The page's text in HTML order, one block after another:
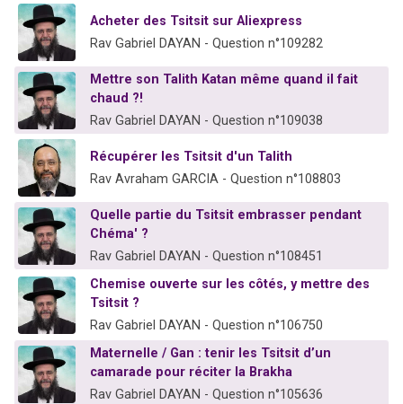
Il reste 49 places pour étudier en groupe sur Zoom
3 personnes viennent de faire un don pour Diane, 80 ans, dans un appartement insalubre
Acheter des Tsitsit sur Aliexpress
Rav Gabriel DAYAN - Question n°109282
Mettre son Talith Katan même quand il fait
chaud ?!
Rav Gabriel DAYAN - Question n°109038
Récupérer les Tsitsit d'un Talith
Rav Avraham GARCIA - Question n°108803
Quelle partie du Tsitsit embrasser pendant
Chéma' ?
Rav Gabriel DAYAN - Question n°108451
Chemise ouverte sur les côtés, y mettre des
Tsitsit ?
Rav Gabriel DAYAN - Question n°106750
Maternelle / Gan : tenir les Tsitsit d’un
camarade pour réciter la Brakha
Rav Gabriel DAYAN - Question n°105636